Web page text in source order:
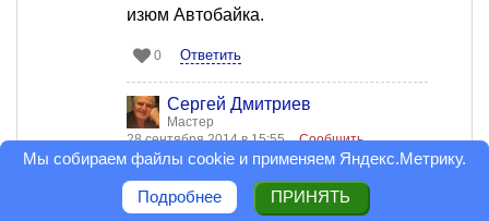
изюм Автобайка.
0 Ответить
Сергей Дмитриев
Мастер
28 сентября 2014 в 15:55
Сообщить
модератору
Олег Стражников,он из цветочного
корытца. Готовится модернизация,
Мы собираем файлы cookie и применяем Яндекс.Метрику.
Подробнее ПРИНЯТЬ